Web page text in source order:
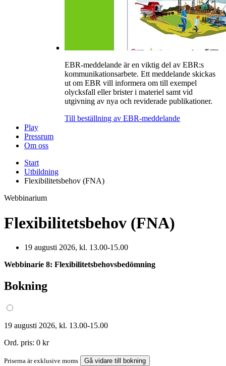
EBR-meddelande är en viktig del av EBR:s
kommunikationsarbete. Ett meddelande skickas
ut om EBR vill informera om till exempel
olycksfall eller brister i materiel samt vid
utgivning av nya och reviderade publikationer.
Till beställning av EBR-meddelande
Play
Pressrum
Om oss
Start
Utbildning
Flexibilitetsbehov (FNA)
Webbinarium
Flexibilitetsbehov (FNA)
19 augusti 2026, kl. 13.00-15.00
Webbinarie 8: Flexibilitetsbehovsbedömning
Bokning
19 augusti 2026, kl. 13.00-15.00
Ord. pris: 0 kr
Priserna är exklusive moms
Gå vidare till bokning